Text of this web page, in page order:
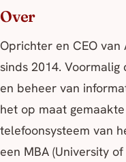
Over
Oprichter en CEO
sinds 2014.
en beheer van
het op maat
telefoonsysteem van
een MBA (University